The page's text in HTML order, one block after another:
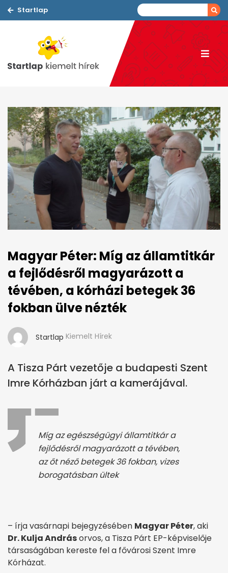
Startlap
Magyar Péter: Míg az államtitkár
a fejlődésről magyarázott a
tévében, a kórházi betegek 36
fokban ülve nézték
Startlap Kiemelt Hírek
A Tisza Párt vezetője a budapesti Szent
Imre Kórházban járt a kamerájával.
Míg az egészségügyi államtitkár a
fejlődésről magyarázott a tévében,
az őt néző betegek 36 fokban, vizes
borogatásban ültek
– írja vasárnapi bejegyzésében Magyar Péter, aki
Dr. Kulja Andrásorvos, a Tisza Párt EP-képviselője
társaságában kereste fel a fővárosi Szent Imre
Kórházat.